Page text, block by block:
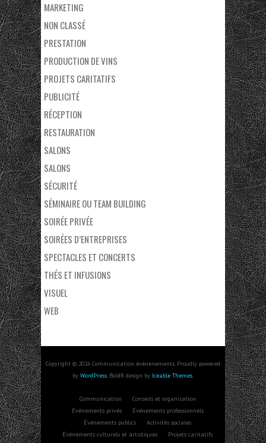
MARKETING
NON CLASSÉ
PRESTATION
PRODUCTION DE VINS
PROJETS CARITATIFS
PUBLICITÉ
RÉCEPTION
RESTAURATION
SALONS
SALONS
SÉCURITÉ
SÉMINAIRE OU TEAM BUILDING
SOIRÉE PRIVÉE
SOIRÉES D’ENTREPRISES
SPECTACLES ET CONCERTS
THÉS ET INFUSIONS
VISUEL
WEB
Copyright © 2026 Communication évènenements. Proudly powered
by WordPress. BoldR design by Iceable Themes.
Communication
Conseils et organisation
Événements privés
Événements professionnels
Événements publics
Activités sociales
Événements culturels et artistiques
Projets caritatifs